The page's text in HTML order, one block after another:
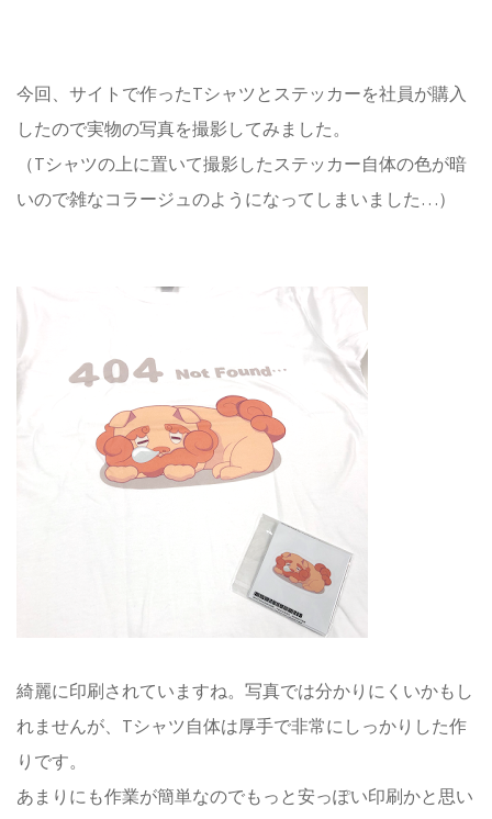
今回、サイトで作ったTシャツとステッカーを社員が購入
したので実物の写真を撮影してみました。
（Tシャツの上に置いて撮影したステッカー自体の色が暗
いので雑なコラージュのようになってしまいました…）
綺麗に印刷されていますね。写真では分かりにくいかもし
れませんが、Tシャツ自体は厚手で非常にしっかりした作
りです。
あまりにも作業が簡単なのでもっと安っぽい印刷かと思い